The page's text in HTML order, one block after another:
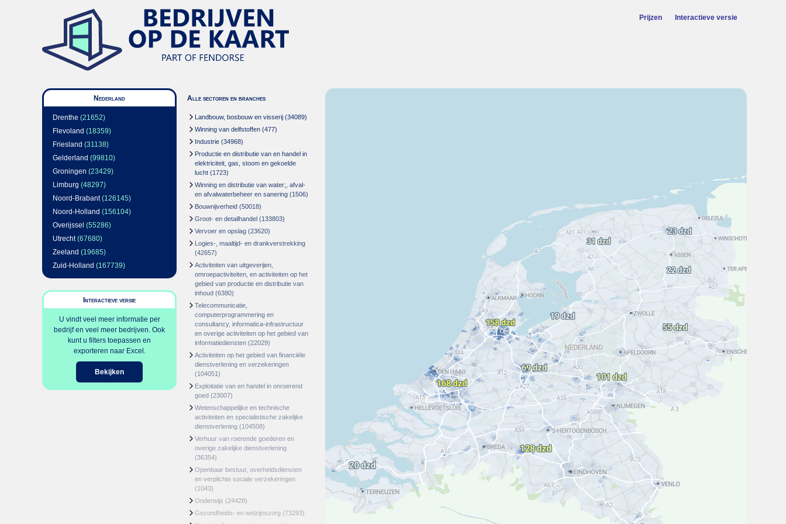
Prijzen Interactieve versie
Nederland
Drenthe (21652)
Flevoland (18359)
Friesland (31138)
Gelderland (99810)
Groningen (23429)
Limburg (48297)
Noord-Brabant(126145)
Noord-Holland (156104)
Overijssel (55286)
Utrecht(67680)
Zeeland (19685)
Zuid-Holland (167739)
Interactieve versie
U vindt veel meer informatie per
bedrijf en veel meer bedrijven. Ook
kunt u filters toepassen en
exporteren naar Excel.
Bekijken
Alle sectoren en branches
Landbouw, bosbouw en visserij (34089)
Winning van delfstoffen (477)
Industrie (34968)
Productie en distributie van en handel in
elektriciteit, gas, stoom en gekoelde
lucht (1723)
Winning en distributie van water;, afval-
en afvalwaterbeheer en sanering (1506)
Bouwnijverheid (50018)
Groot- en detailhandel (133803)
Vervoer en opslag (23620)
Logies-, maaltijd- en drankverstrekking
(42657)
Activiteiten van uitgeverijen,
omroepactiviteiten, en activiteiten op het
gebied van productie en distributie van
inhoud (6380)
Telecommunicatie,
computerprogrammering en
consultancy, informatica-infrastructuur
en overige activiteiten op het gebied van
informatiediensten (22029)
Activiteiten op het gebied van financiële
dienstverlening en verzekeringen
(104051)
Exploitatie van en handel in onroerend
goed (23007)
Wetenschappelijke en technische
activiteiten en specialistische zakelijke
dienstverlening (104508)
Verhuur van roerende goederen en
overige zakelijke dienstverlening
(36354)
Openbaar bestuur, overheidsdiensten
en verplichte sociale verzekeringen
(1043)
Onderwijs (24428)
Gezondheids- en welzijnszorg (73293)